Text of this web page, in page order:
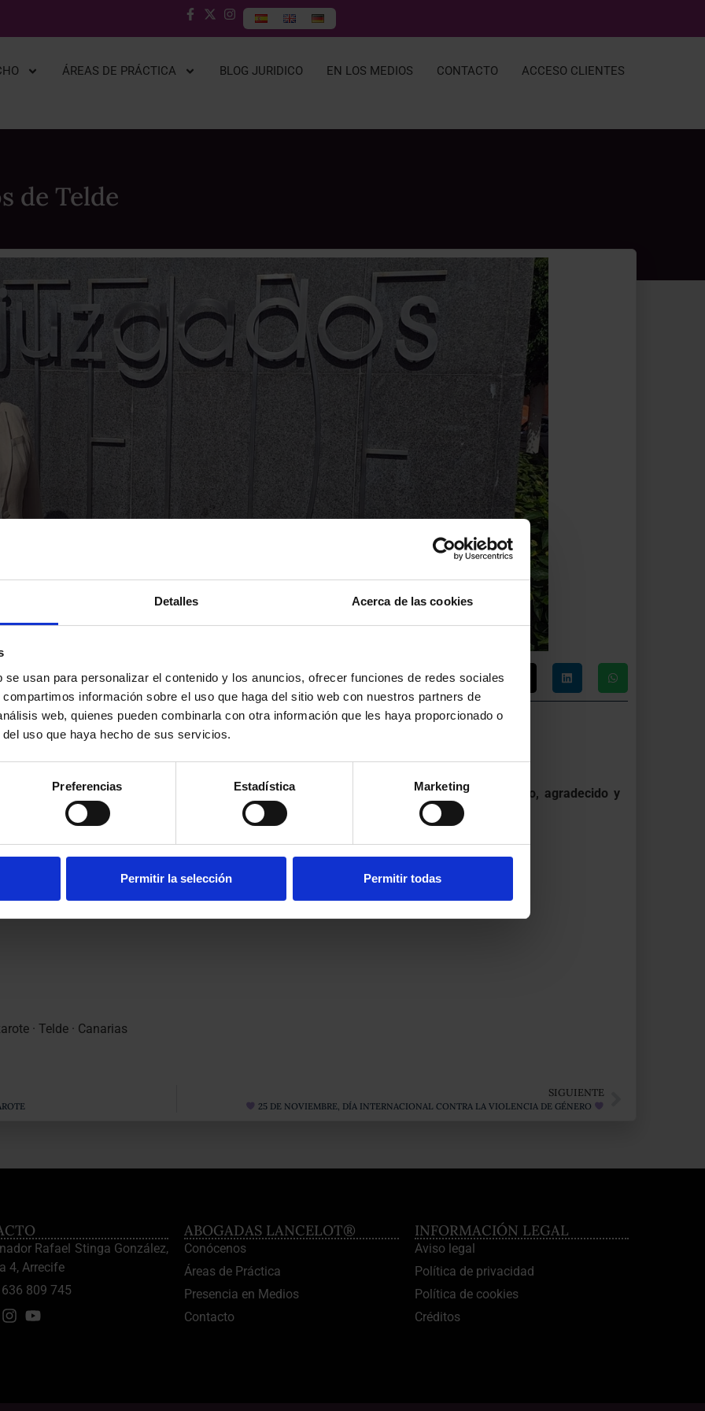
Detalles Acerca de las cookies
usan para personalizar el contenido y los anuncios, ofrecer funciones de redes sociales
información sobre el uso que haga del sitio web con nuestros partners de
web, quienes pueden combinarla con otra información que les haya proporcionado o
uso que haya hecho de sus servicios.
Preferencias Estadística Marketing
Permitir la selección Permitir todas
ÁREAS DE PRÁCTICA BLOG JURIDICO EN LOS MEDIOS CONTACTO ACCESO CLIENTES
de Telde
un
estamos también, y sobre todo, de la satisfacción del cliente, que por fin está
tranquilo, agradecido y
profesión.
· Telde · Canarias
SIGUIENTE
25 DE NOVIEMBRE, DÍA INTERNACIONAL CONTRA LA VIOLENCIA DE GÉNERO
Rafael Stinga González,
4, Arrecife
636 809 745
ABOGADAS LANCELOT®
Conócenos
Áreas de Práctica
Presencia en Medios
Contacto
INFORMACIÓN LEGAL
Aviso legal
Política de privacidad
Política de cookies
Créditos